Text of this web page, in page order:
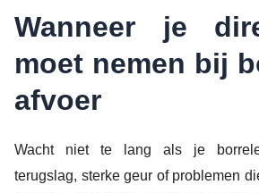
Wanneer je
moet nemen bij
afvoer
Wacht niet te lang als je
terugslag, sterke geur of problemen